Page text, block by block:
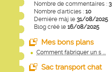
Nombre de commentaires : 3
Nombre d'articles : 10
Dernière màj le 31/08/2025
Blog créé le 16/08/2025
Mes bons plans
Comment fabriquer un s ...
Sac transport chat